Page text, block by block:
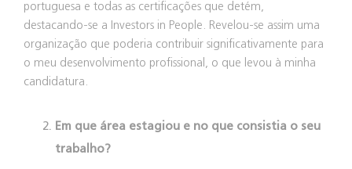
portuguesa e todas as certificações que detém,
destacando-se a Investors in People. Revelou-se assim uma
organização que poderia contribuir significativamente para
o meu desenvolvimento profissional, o que levou à minha
candidatura.
Em que área estagiou e no que consistia o seu
trabalho?